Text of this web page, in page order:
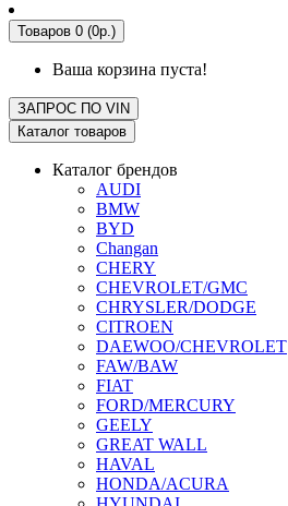
Товаров 0 (0р.)
Ваша корзина пуста!
ЗАПРОС ПО VIN
Каталог товаров
Каталог брендов
AUDI
BMW
BYD
Changan
CHERY
CHEVROLET/GMC
CHRYSLER/DODGE
CITROEN
DAEWOO/CHEVROLET
FAW/BAW
FIAT
FORD/MERCURY
GEELY
GREAT WALL
HAVAL
HONDA/ACURA